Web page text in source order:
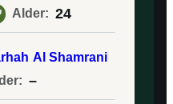
Alder: 24
Al Shamrani
–